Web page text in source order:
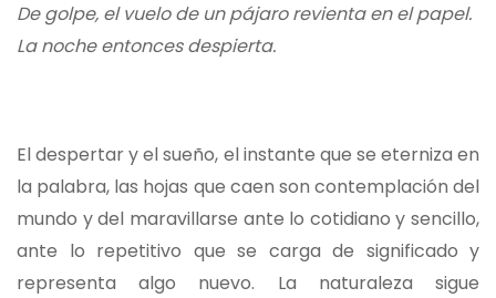
De golpe, el vuelo de un pájaro revienta en el papel.
La noche entonces despierta.
El despertar y el sueño, el instante que se eterniza en
la palabra, las hojas que caen son contemplación del
mundo y del maravillarse ante lo cotidiano y sencillo,
ante lo repetitivo que se carga de significado y
representa algo nuevo. La naturaleza sigue